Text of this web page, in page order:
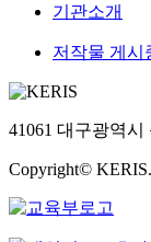
기관소개
저작물 게시
41061 대구광역시
Copyright©